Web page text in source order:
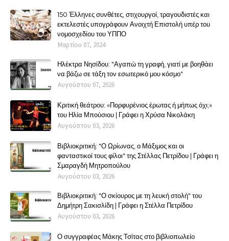
150 Έλληνες συνθέτες, στιχουργοί, τραγουδιστές και
εκτελεστές υπογράφουν Ανοιχτή Επιστολή υπέρ του
νομοσχεδίου του ΥΠΠΟ
Μαρτίου 07, 2024
Ηλέκτρα Νησίδου: "Αγαπώ τη γραφή, γιατί με βοηθάει
να βάζω σε τάξη τον εσωτερικό μου κόσμο"
Αυγούστου 07, 2026
Κριτική θεάτρου: «Πορφυρένιος έρωτας ή μήπως όχι;»
του Ηλία Μπούσιου | Γράφει η Χρύσα Νικολάκη
Αυγούστου 03, 2026
Βιβλιοκριτική: "Ο Ωρίωνας, ο Μάξιμος και οι
φανταστικοί τους φίλοι" της Στέλλας Πετρίδου | Γράφει η
Σμαραγδή Μητροπούλου
Αυγούστου 03, 2026
Βιβλιοκριτική: "Ο σκίουρος με τη λευκή στολή" του
Δημήτρη Σακισλίδη | Γράφει η Στέλλα Πετρίδου
Αυγούστου 03, 2026
Ο συγγραφέας Μάκης Τσίτας στο βιβλιοπωλείο